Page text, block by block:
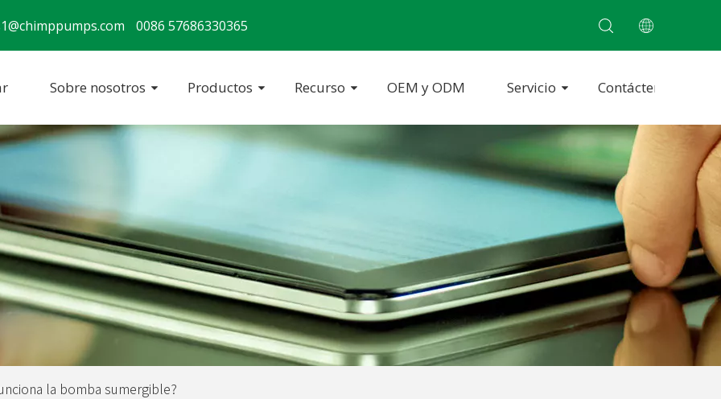
0086 57686330365
Sobre nosotros Productos Recurso OEM y ODM Servicio Contáctenos
la bomba sumergible?